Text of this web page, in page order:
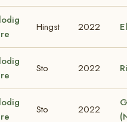
Hingst 2022
Sto 2022
Sto 2022